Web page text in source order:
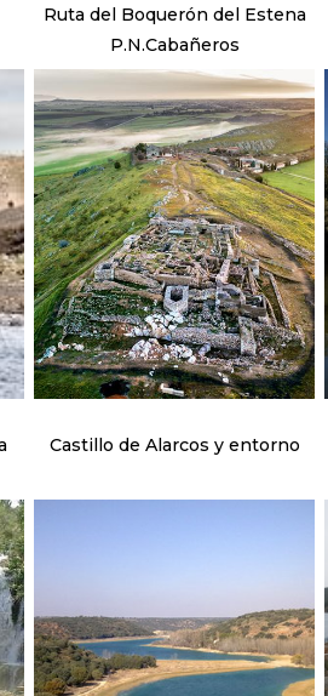
Ruta del Boquerón del Estena
P.N.Cabañeros
Castillo de Alarcos y entorno